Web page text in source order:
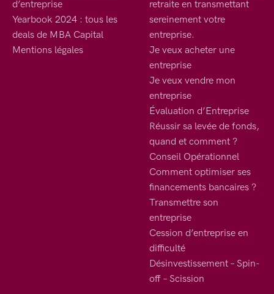
d’entreprise
Yearbook 2024 : tous les
deals de MBA Capital
Mentions légales
retraite en transmettant
sereinement votre
entreprise.
Je veux acheter une
entreprise
Je veux vendre mon
entreprise
Évaluation d’Entreprise
Réussir sa levée de fonds,
quand et comment ?
Conseil Opérationnel
Comment optimiser ses
financements bancaires ?
Transmettre son
entreprise
Cession d’entreprise en
difficulté
Désinvestissement – Spin-
off – Scission